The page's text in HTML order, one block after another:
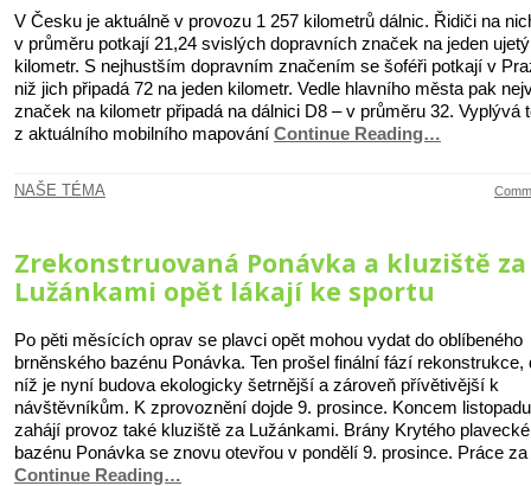
V Česku je aktuálně v provozu 1 257 kilometrů dálnic. Řidiči na
v průměru potkají 21,24 svislých dopravních značek na jeden ujetý
kilometr. S nejhustším dopravním značením se šoféři potkají v
niž jich připadá 72 na jeden kilometr. Vedle hlavního města pak
značek na kilometr připadá na dálnici D8 – v průměru 32. Vyplývá
z aktuálního mobilního mapování Continue Reading…
NAŠE TÉMA
Zrekonstruovaná Ponávka a kluziště za
Lužánkami opět lákají ke sportu
Po pěti měsících oprav se plavci opět mohou vydat do oblíbeného
brněnského bazénu Ponávka. Ten prošel finální fází rekonstrukce,
níž je nyní budova ekologicky šetrnější a zároveň přívětivější k
návštěvníkům. K zprovoznění dojde 9. prosince. Koncem listopadu
zahájí provoz také kluziště za Lužánkami. Brány Krytého
bazénu Ponávka se znovu otevřou v pondělí 9. prosince. Práce za
Continue Reading…